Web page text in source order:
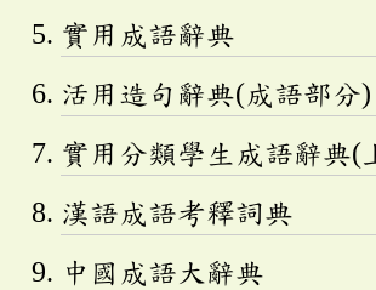
實用成語辭典
活用造句辭典(成語部分)
實用分類學生成語辭典(
漢語成語考釋詞典
中國成語大辭典